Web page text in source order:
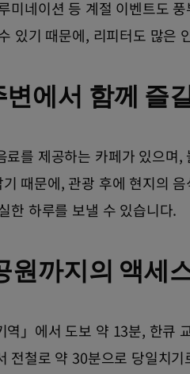
미네이션 등 계절 이벤트도
있기 때문에, 리피터도 많은
에서 함께 즐
료를 제공하는 카페가 있으
때문에, 관광 후에 현지의
한 하루를 보낼 수 있습니다.
원까지의 액세
역」에서 도보 약 13분, 한큐
전철로 약 30분으로 당일치